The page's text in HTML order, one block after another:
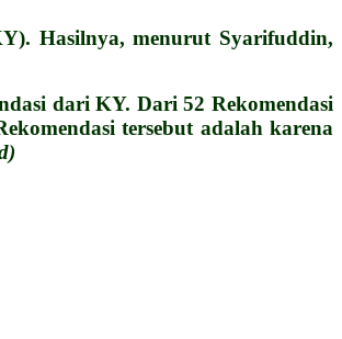
Hasilnya, menurut Syarifuddin,
dari KY. Dari 52 Rekomendasi
tersebut adalah karena